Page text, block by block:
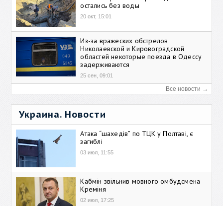
остались без воды
20 окт, 15:01
Из-за вражеских обстрелов
Николаевской и Кировоградской
областей некоторые поезда в Одессу
задерживаются
25 сен, 09:01
Все новости →
Украина. Новости
Атака “шахедів” по ТЦК у Полтаві, є
загиблі
03 июл, 11:55
Кабмін звільнив мовного омбудсмена
Креміня
02 июл, 17:25